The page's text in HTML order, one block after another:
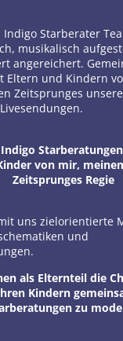
Starberater
musikalisch
angereichert.
Eltern und Kindern
Zeitsprunges unsere
von mir,
Zeitsprunges Regie
uns zielorientierte
und
als Elternteil die
Kindern
zu